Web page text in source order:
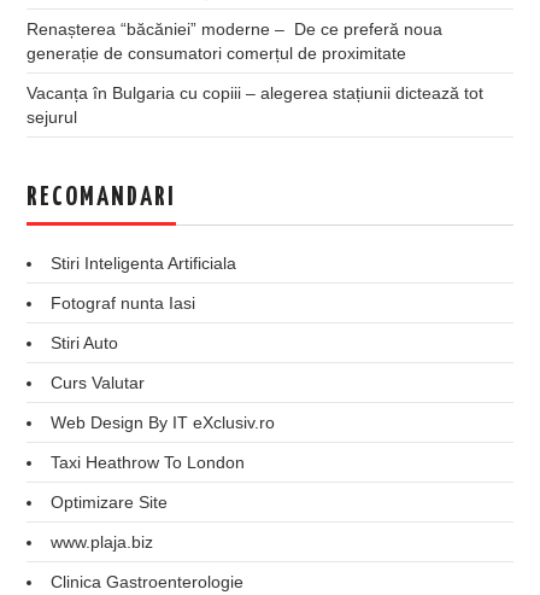
Renașterea “băcăniei” moderne – De ce preferă noua
generație de consumatori comerțul de proximitate
Vacanța în Bulgaria cu copiii – alegerea stațiunii dictează tot
sejurul
RECOMANDARI
Stiri Inteligenta Artificiala
Fotograf nunta Iasi
Stiri Auto
Curs Valutar
Web Design By IT eXclusiv.ro
Taxi Heathrow To London
Optimizare Site
www.plaja.biz
Clinica Gastroenterologie